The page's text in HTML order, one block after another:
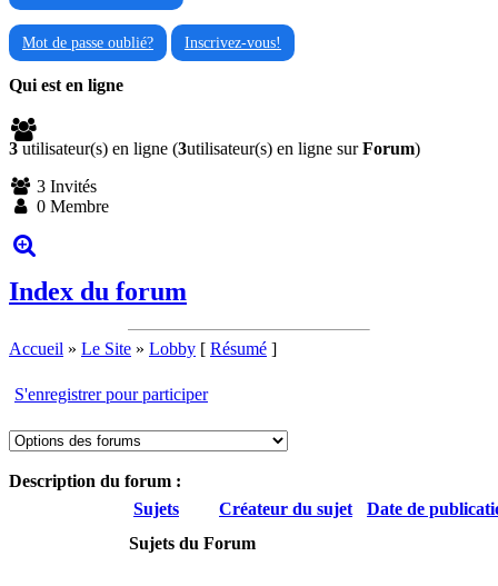
Mot de passe oublié? Inscrivez-vous!
Qui est en ligne
3 utilisateur(s) en ligne (3utilisateur(s) en ligne surForum)
3 Invités
0 Membre
Index du forum
Accueil » Le Site » Lobby [ Résumé ]
S'enregistrer pour participer
Description du forum :
Sujets
Créateur du sujet
Date de
Sujets du Forum